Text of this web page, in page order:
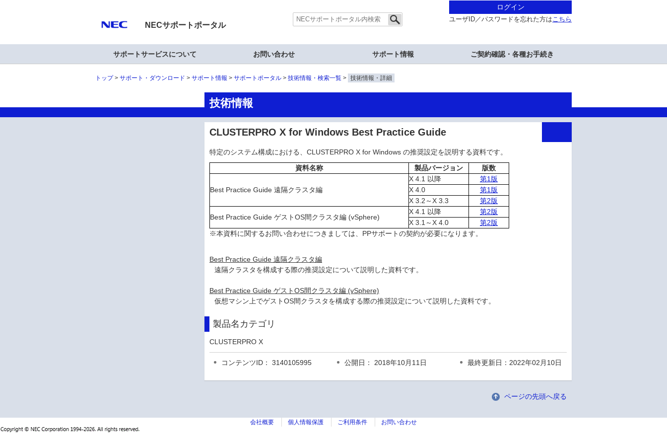
NECサポートポータル
ログイン
ユーザID／パスワードを忘れた方はこちら
サポートサービスについて お問い合わせ サポート情報 ご契約確認・各種お手続き
トップ サポート・ダウンロード サポート情報 サポートポータル 技術情報・検索一覧 技術情報・詳細
技術情報
CLUSTERPRO X for Windows Best Practice Guide
特定のシステム構成における、CLUSTERPRO X for Windows の推奨設定を説明する資料です。
資料名称
製品バージョン 版数
Best Practice Guide 遠隔クラスタ編
X 4.1 以降
第1版
X 4.0
第1版
X 3.2～X 3.3
第2版
Best Practice Guide ゲストOS間クラスタ編 (vSphere)
X 4.1 以降
第2版
X 3.1～X 4.0
第2版
※本資料に関するお問い合わせにつきましては、PPサポートの契約が必要になります。
Best Practice Guide 遠隔クラスタ編
遠隔クラスタを構成する際の推奨設定について説明した資料です。
Best Practice Guide ゲストOS間クラスタ編 (vSphere)
仮想マシン上でゲストOS間クラスタを構成する際の推奨設定について説明した資料です。
製品名カテゴリ
CLUSTERPRO X
コンテンツID： 3140105995 公開日： 2018年10月11日 最終更新日：2022年02月10日
ページの先頭へ戻る
会社概要 個人情報保護 ご利用条件 お問い合わせ